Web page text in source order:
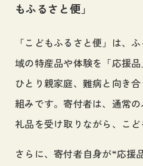
もふるさと便」
「こどもふるさと便」は、
域の特産品や体験を「応援
ひとり親家庭、難病と向き
組みです。寄付者は、通常
礼品を受け取りながら、こど
さらに、寄付者自身が“応援